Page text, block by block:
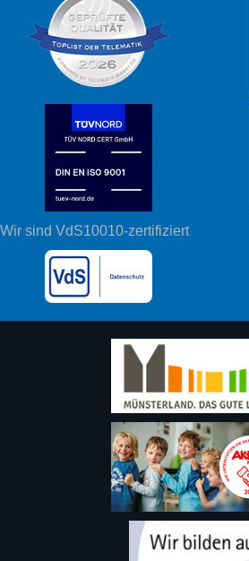
Wir sind VdS10010-zertifiziert